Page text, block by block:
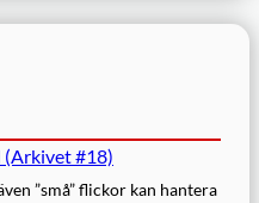
#18)
”små” flickor kan hantera